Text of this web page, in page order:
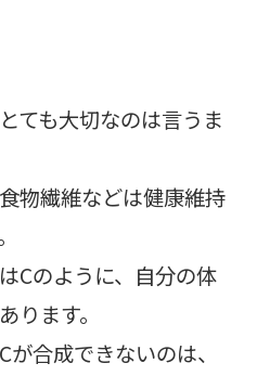
ても大切なのは言うま
物繊維などは健康維持
Cのように、自分の体
ります。
合成できないのは、